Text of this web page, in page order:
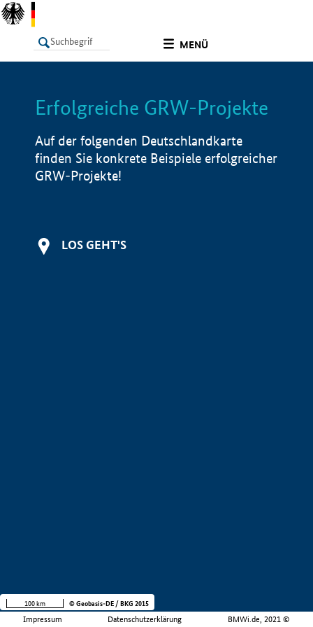
MENÜ
LISTE Info
Erfolgreiche GRW-Projekte
Auf der folgenden Deutschlandkarte
finden Sie konkrete Beispiele erfolgreicher
GRW-Projekte!
LOS GEHT'S
Impressum Datenschutzerklärung BMWi.de, 2021 ©
100 km © Geobasis-DE / BKG 2015